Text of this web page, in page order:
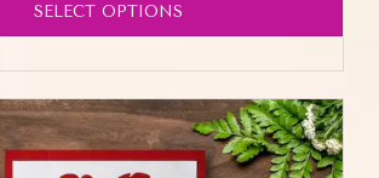
SELECT OPTIONS